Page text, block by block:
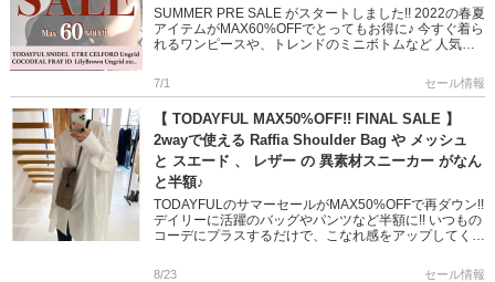
SUMMER PRE SALE がスタートしました!! 2022の春夏
アイテムがMAX60%OFFでとってもお得に♪ 今すぐ着ら
れるワンピースや、トレンドのミニボトムなど 人気ブ
7/1 セール情報
【 TODAYFUL MAX50%OFF!! FINAL SALE 】
2wayで使える Raffia Shoulder Bag や メッシュ
と スエード 、 レザー の 異素材スニーカー がなん
と半額♪
TODAYFULのサマーセールがMAX50%OFFで再ダウン!!
デイリーに活躍のバッグやパンツなど半額に!! いつもの
コーデにプラスするだけで、こなれ感をアップしてくれ
[…]
8/23 セール情報